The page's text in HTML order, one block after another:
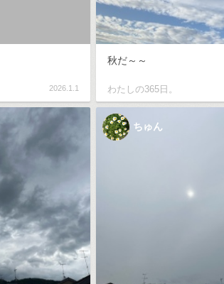
2026.1.1
秋だ～～
わたしの365日。
ちゅん